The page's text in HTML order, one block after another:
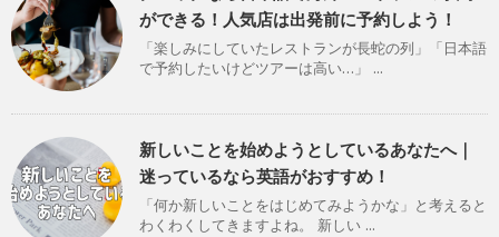
ができる！人気店は出発前に予約しよう！
「楽しみにしていたレストランが長蛇の列」「日本語
で予約したいけどツアーは高い…」 ...
新しいことを始めようとしているあなたへ｜
迷っているなら英語がおすすめ！
「何か新しいことをはじめてみようかな」と考えると
わくわくしてきますよね。 新しい ...